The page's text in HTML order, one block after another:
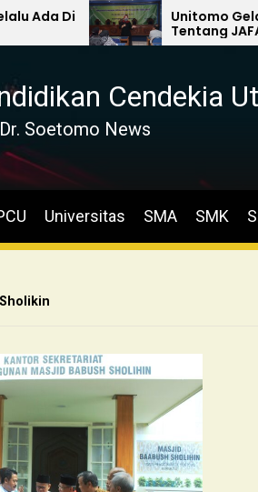
Unitomo Gelar
Tentang JAFA dan
Cendekia
Soetomo News
Universitas SMA SMK